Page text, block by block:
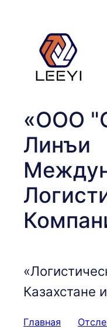
содержимому
«ООО
Линъи
Казахстане
Главная